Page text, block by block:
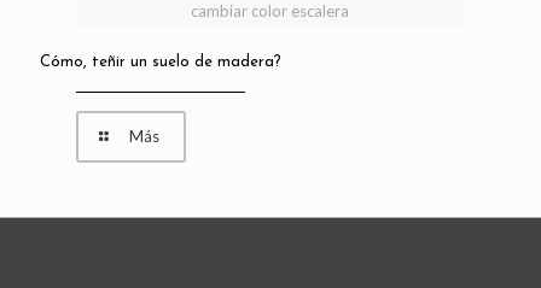
cambiar color escalera
Cómo, teñir un suelo de madera?
Más